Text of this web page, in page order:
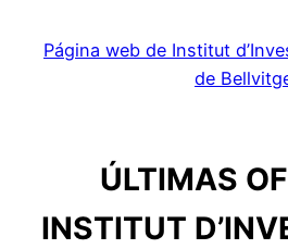
Página web de Institut
de
ÚLTIMAS
INSTITUT